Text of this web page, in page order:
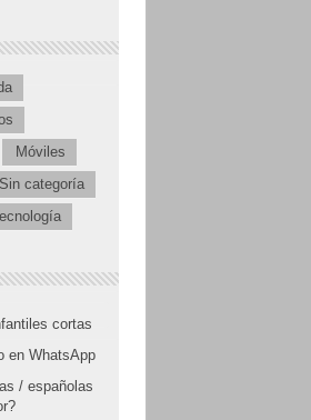
Móviles
Sin categoría
cortas
en WhatsApp
/ españolas